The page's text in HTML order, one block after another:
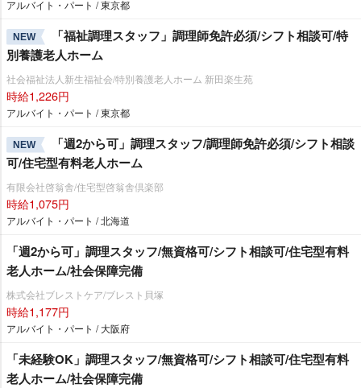
アルバイト・パート / 東京都
NEW
「福祉調理スタッフ」調理師免許必須/シフト相談可/特
別養護老人ホーム
社会福祉法人新生福祉会/特別養護老人ホーム 新田楽生苑
時給1,226円
アルバイト・パート / 東京都
NEW
「週2から可」調理スタッフ/調理師免許必須/シフト相談
可/住宅型有料老人ホーム
有限会社啓翁舎/住宅型啓翁舎倶楽部
時給1,075円
アルバイト・パート / 北海道
「週2から可」調理スタッフ/無資格可/シフト相談可/住宅型有料
老人ホーム/社会保障完備
株式会社ブレストケア/ブレスト貝塚
時給1,177円
アルバイト・パート / 大阪府
「未経験OK」調理スタッフ/無資格可/シフト相談可/住宅型有料
老人ホーム/社会保障完備